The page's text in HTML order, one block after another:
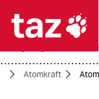

usa
Atomkraft